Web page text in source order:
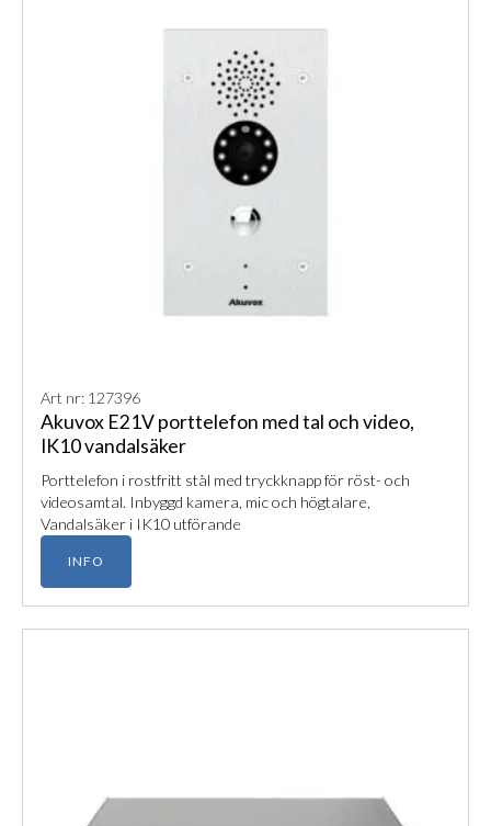
Art nr: 127396
Akuvox E21V porttelefon med tal och video,
IK10 vandalsäker
Porttelefon i rostfritt stål med tryckknapp för röst- och
videosamtal. Inbyggd kamera, mic och högtalare,
Vandalsäker i IK10 utförande
INFO